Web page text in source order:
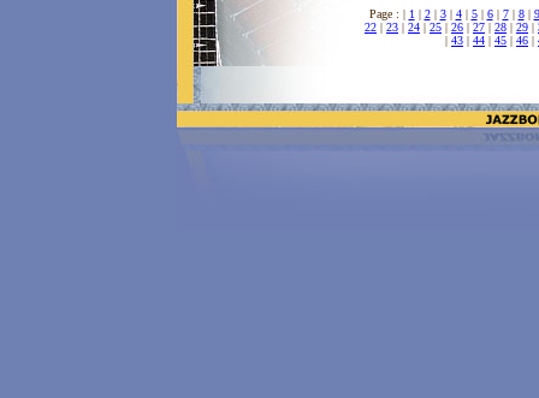
Page : | 1| 2| 3| 4| 5| 6| 7| 8| 9
22 | 23 | 24 | 25 | 26 | 27 | 28 | 29 |
| 43 | 44 | 45 | 46 |